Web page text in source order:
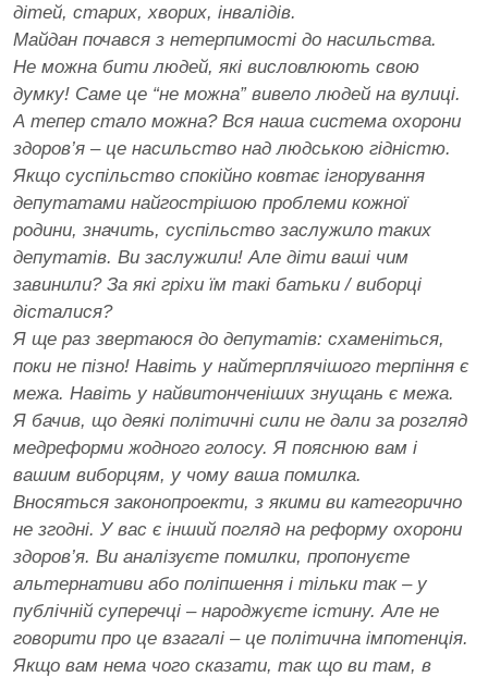
дітей, старих, хворих, інвалідів.
Майдан почався з нетерпимості до насильства.
Не можна бити людей, які висловлюють свою
думку! Саме це “не можна” вивело людей на вулиці.
А тепер стало можна? Вся наша система охорони
здоров’я – це насильство над людською гідністю.
Якщо суспільство спокійно ковтає ігнорування
депутатами найгострішою проблеми кожної
родини, значить, суспільство заслужило таких
депутатів. Ви заслужили! Але діти ваші чим
завинили? За які гріхи їм такі батьки / виборці
дісталися?
Я ще раз звертаюся до депутатів: схаменіться,
поки не пізно! Навіть у найтерплячішого терпіння є
межа. Навіть у найвитонченіших знущань є межа.
Я бачив, що деякі політичні сили не дали за розгляд
медреформи жодного голосу. Я пояснюю вам і
вашим виборцям, у чому ваша помилка.
Вносяться законопроекти, з якими ви категорично
не згодні. У вас є інший погляд на реформу охорони
здоров’я. Ви аналізуєте помилки, пропонуєте
альтернативи або поліпшення і тільки так – у
публічній суперечці – народжуєте істину. Але не
говорити про це взагалі – це політична імпотенція.
Якщо вам нема чого сказати, так що ви там, в